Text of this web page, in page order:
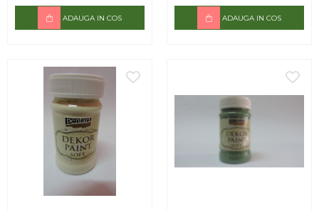
ADAUGA IN COS ADAUGA IN COS